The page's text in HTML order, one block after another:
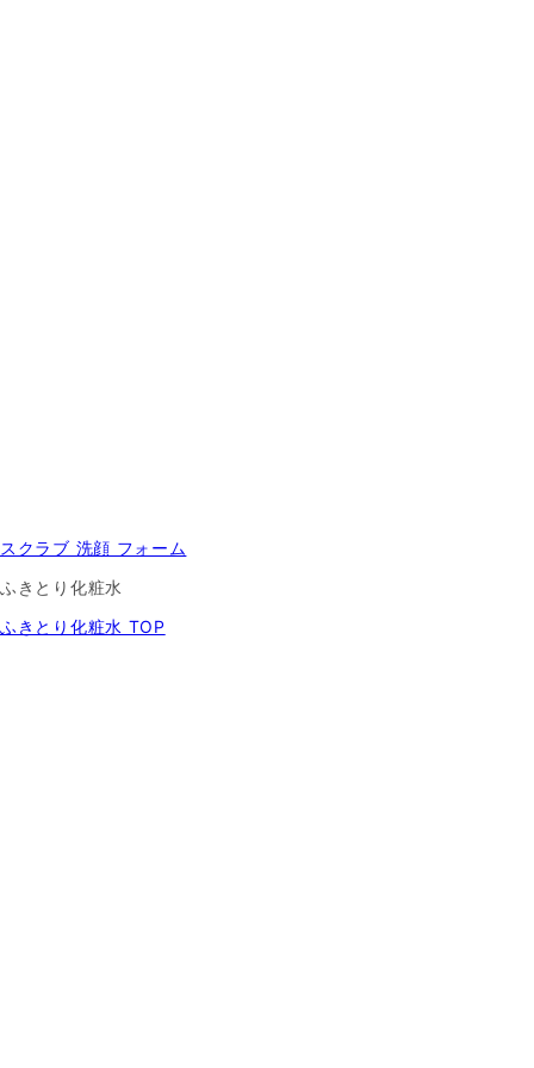
スクラブ 洗顔 フォーム
ふきとり化粧水
ふきとり化粧水 TOP